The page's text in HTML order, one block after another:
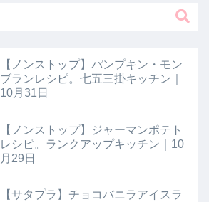
【ノンストップ】パンプキン・モン
ブランレシピ。七五三掛キッチン｜
10月31日
【ノンストップ】ジャーマンポテト
レシピ。ランクアップキッチン｜10
月29日
【サタプラ】チョコバニラアイスラ